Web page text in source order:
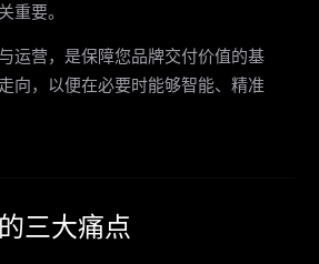
重要。
运营，是保障您品牌交付价值的基
向，以便在必要时能够智能、精准
三大痛点